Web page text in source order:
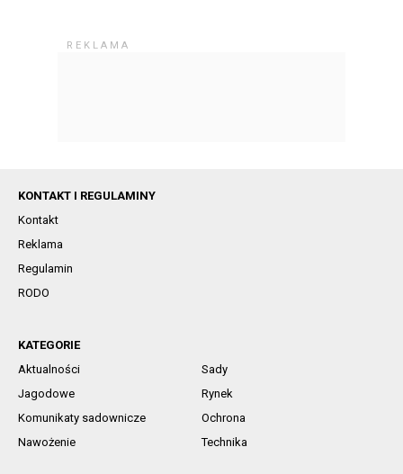
KONTAKT I REGULAMINY
Kontakt
Reklama
Regulamin
RODO
KATEGORIE
Aktualności
Sady
Jagodowe
Rynek
Komunikaty sadownicze
Ochrona
Nawożenie
Technika